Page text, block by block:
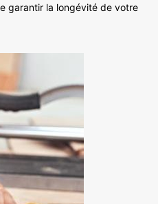
garantir la longévité de votre